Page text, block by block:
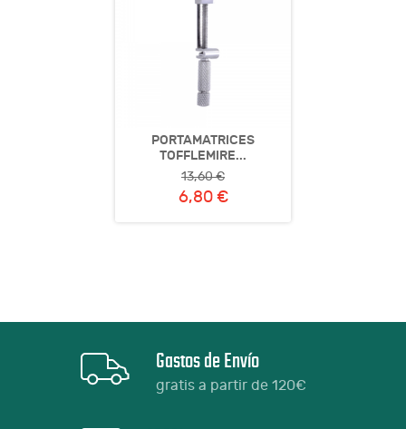
PORTAMATRICES
TOFFLEMIRE...
13,60 €
6,80 €
Gastos de Envío
gratis a partir de 120€